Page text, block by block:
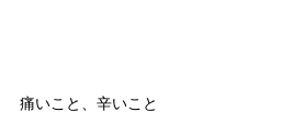
痛いこと、辛いこと